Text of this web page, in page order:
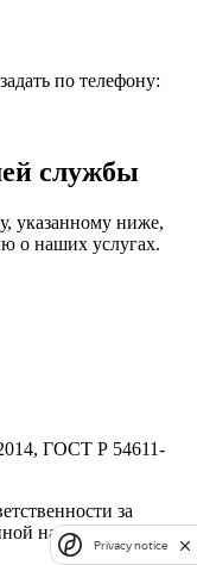
по телефону:
службы
указанному ниже,
о наших услугах.
ГОСТ Р 54611-
за
на сайтах
Privacy notice